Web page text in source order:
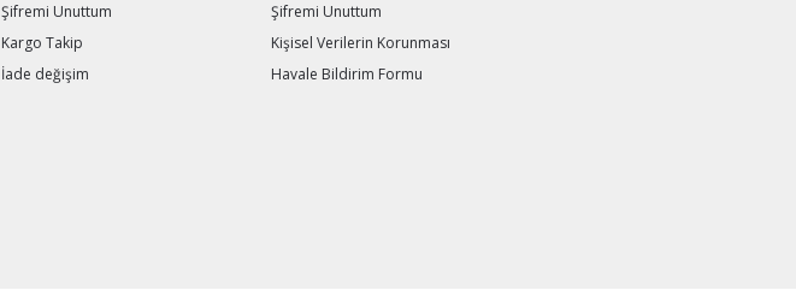
Şifremi Unuttum
Kargo Takip
İade değişim
Şifremi Unuttum
Kişisel Verilerin Korunması
Havale Bildirim Formu